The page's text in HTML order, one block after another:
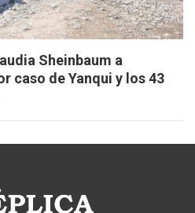
Sheinbaum a
caso de Yanqui y los 43